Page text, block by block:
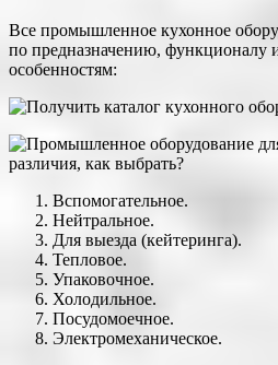
Все промышленное кухонное
по предназначению, функционалу
особенностям:
Вспомогательное.
Нейтральное.
Для выезда (кейтеринга).
Тепловое.
Упаковочное.
Холодильное.
Посудомоечное.
Электромеханическое.